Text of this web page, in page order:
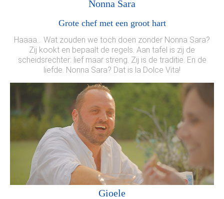
Nonna Sara
Grote chef met een groot hart
Haaaa… Wat zouden we toch doen zonder Nonna Sara?
Zij kookt en bepaalt de regels. Aan tafel is zij de
scheidsrechter: lief maar streng. Zij is de traditie. En de
liefde. Nonna Sara? Dat is la Dolce Vita!
Gioele